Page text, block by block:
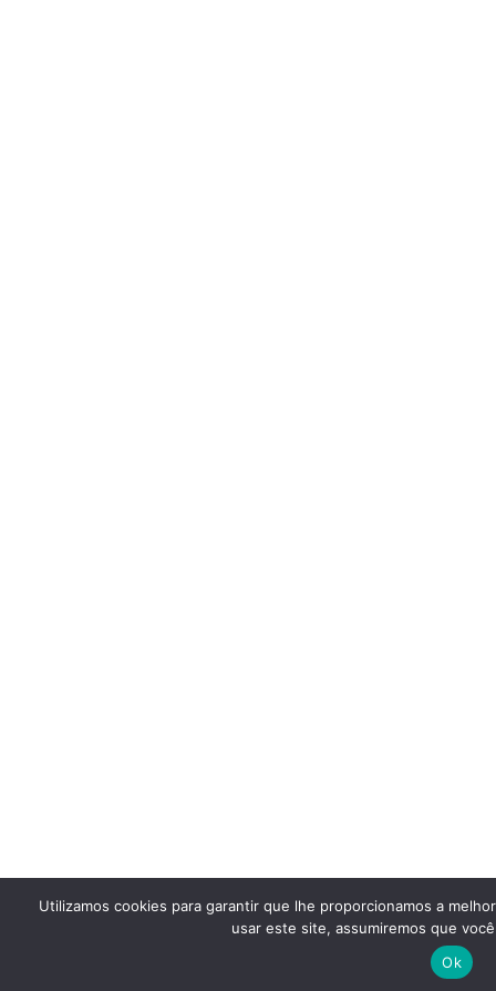
Utilizamos cookies para garantir que lhe proporcionamos a
usar este site, assumiremos que
Ok